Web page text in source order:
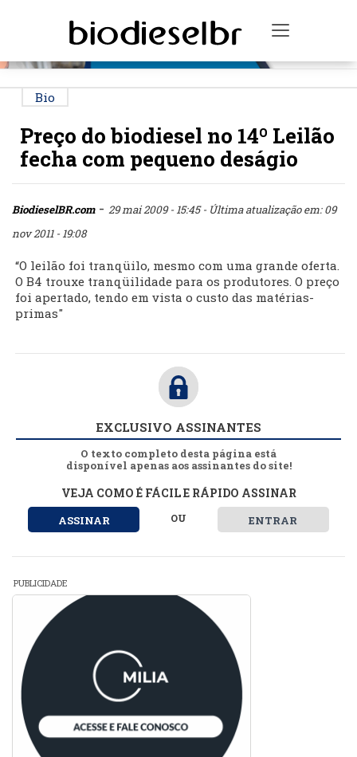
Toggle
Bio
Preço do biodiesel no 14º Leilão
fecha com pequeno deságio
BiodieselBR.com- 29 mai 2009 - 15:45- Última atualização em: 09
nov 2011 - 19:08
“O leilão foi tranqüilo, mesmo com uma grande oferta.
O B4 trouxe tranqüilidade para os produtores. O preço
foi apertado, tendo em vista o custo das matérias-
primas"
EXCLUSIVO ASSINANTES
O texto completo desta página está
disponível apenas aos assinantes do site!
VEJA COMO É FÁCIL E RÁPIDO ASSINAR
ASSINAR OU ENTRAR
PUBLICIDADE